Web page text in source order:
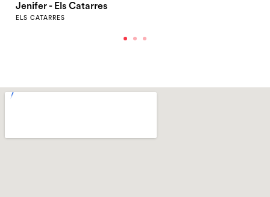
Jenifer - Els Catarres
ELS CATARRES